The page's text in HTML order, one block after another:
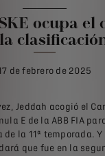
ocupa el
de febrero de 2025
Jeddah acogió el
E de la ABB FIA
de la 11ª temporada.
que fue en la